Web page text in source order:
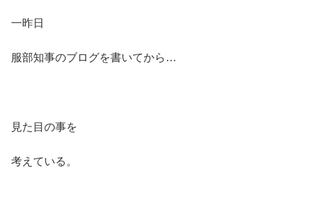
一昨日
服部知事のブログを書いてから…
見た目の事を
考えている。